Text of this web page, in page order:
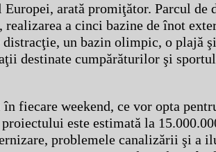
arată promiţător. Parcul de
a cinci bazine de înot
un bazin olimpic, o plajă
destinate cumpărăturilor şi
fiecare weekend, ce vor opta
este estimată la
problemele canalizării şi a